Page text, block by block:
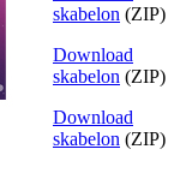
skabelon (ZIP)
Download
skabelon (ZIP)
Download
skabelon (ZIP)